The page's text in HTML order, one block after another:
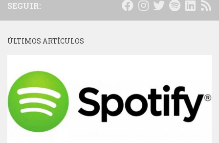
SEGUIR:
ÚLTIMOS ARTÍCULOS